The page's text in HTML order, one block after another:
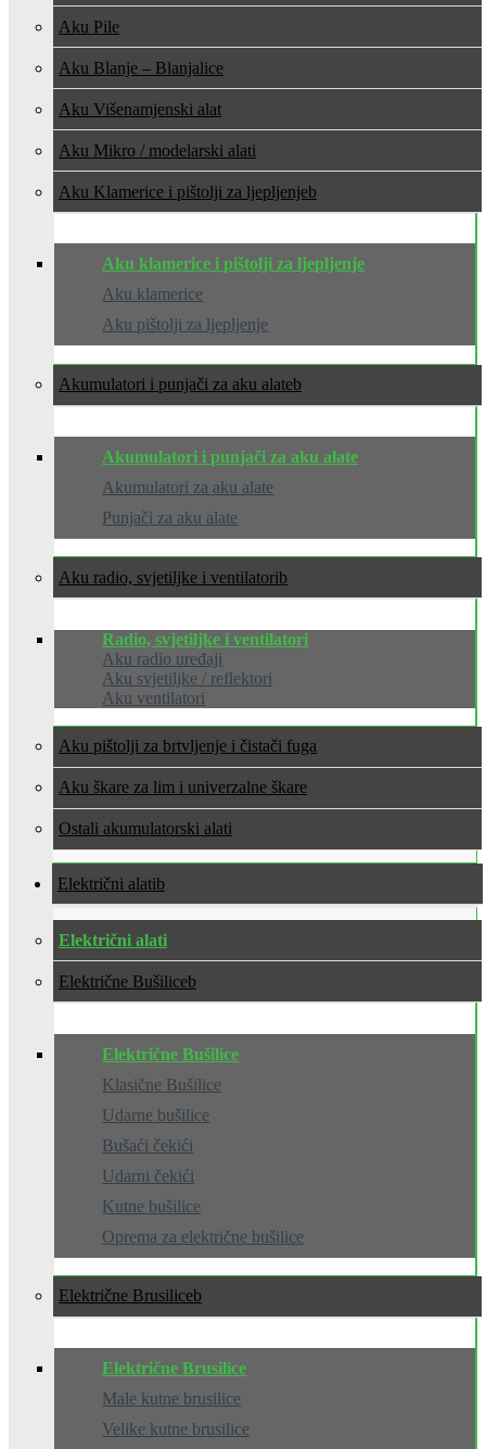
Aku Pile
Aku Blanje – Blanjalice
Aku Višenamjenski alat
Aku Mikro / modelarski alati
Aku Klamerice i pištolji za ljepljenje
Aku klamerice i pištolji za ljepljenje
Aku klamerice
Aku pištolji za ljepljenje
Akumulatori i punjači za aku alate
Akumulatori i punjači za aku alate
Akumulatori za aku alate
Punjači za aku alate
Aku radio, svjetiljke i ventilatori
Radio, svjetiljke i ventilatori
Aku radio uređaji
Aku svjetiljke / reflektori
Aku ventilatori
Aku pištolji za brtvljenje i čistači fuga
Aku škare za lim i univerzalne škare
Ostali akumulatorski alati
Električni alati
Električni alati
Električne Bušilice
Električne Bušilice
Klasične Bušilice
Udarne bušilice
Bušaći čekići
Udarni čekići
Kutne bušilice
Oprema za električne bušilice
Električne Brusilice
Električne Brusilice
Male kutne brusilice
Velike kutne brusilice